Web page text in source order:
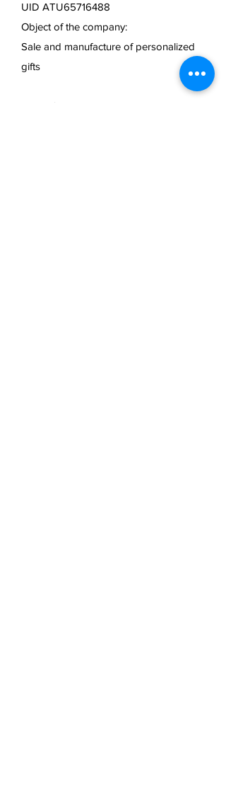
UID ATU65716488
Object of the company:
Sale and manufacture of personalized
gifts
info@lasertechnik.store